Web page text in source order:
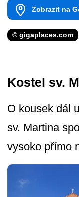
Zobrazit na
© gigaplaces.com
Kostel sv.
O kousek dál
sv. Martina
vysoko přímo